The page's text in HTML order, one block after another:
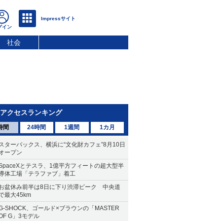
社会
アクセスランキング
間 24時間 1週間 1カ月
ターバックス、横浜に“文化財カフェ”8月10日
ープン
とテスラ、1億平方フィートの超大型半
体工場「テラファブ」着工
盆休み前半は8日に下り渋滞ピーク 中央道
最大45km
SHOCK、ゴールド×ブラウンの「MASTER
G」3モデル